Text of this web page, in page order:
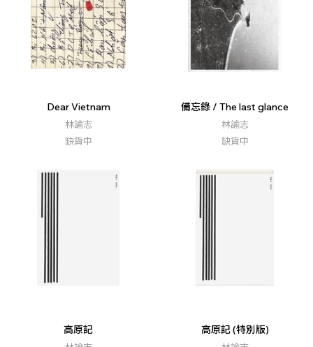
Dear Vietnam
林諭志
缺貨中
備忘錄 / The last glance
林諭志
缺貨中
高原記 高原記 (特別版)